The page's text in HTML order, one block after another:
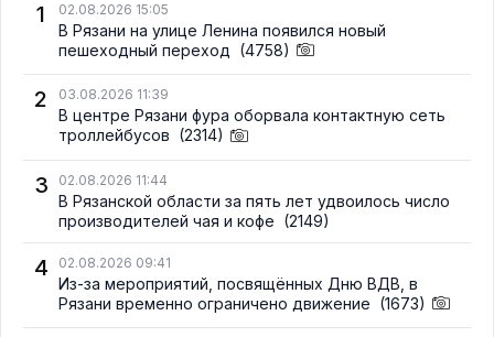
1
02.08.2026 15:05
В Рязани на улице Ленина появился новый
пешеходный переход (4758)
2 03.08.2026 11:39
В центре Рязани фура оборвала контактную сеть
троллейбусов (2314)
3 02.08.2026 11:44
В Рязанской области за пять лет удвоилось число
производителей чая и кофе (2149)
4 02.08.2026 09:41
Из-за мероприятий, посвящённых Дню ВДВ, в
Рязани временно ограничено движение (1673)